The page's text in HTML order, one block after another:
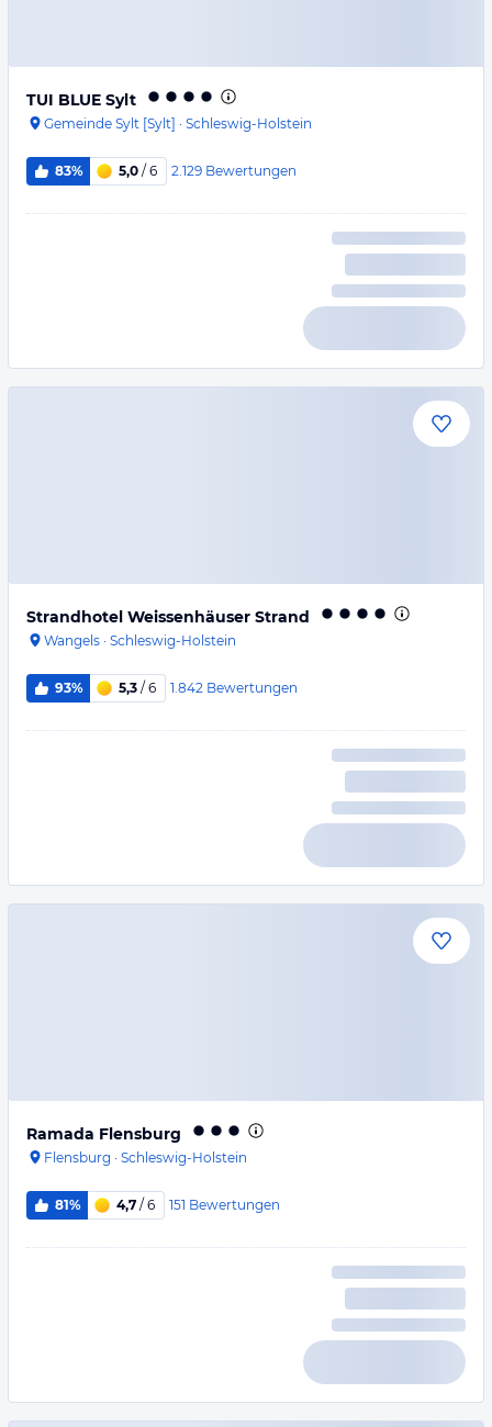
TUI BLUE Sylt
Gemeinde Sylt [Sylt] · Schleswig-Holstein
83% 5,0 / 6 2.129 Bewertungen
Strandhotel Weissenhäuser Strand
Wangels · Schleswig-Holstein
93% 5,3 / 6 1.842 Bewertungen
Ramada Flensburg
Flensburg · Schleswig-Holstein
81% 4,7 / 6 151 Bewertungen